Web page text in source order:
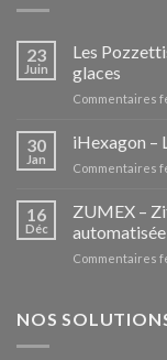
23
Juin
Les
glaces
Commentaires
30
Jan
iHexagon –
Commentaires
16
Déc
ZUMEX –
automatisée
Commentaires
NOS